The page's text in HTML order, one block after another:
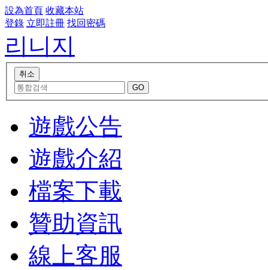
設為首頁 收藏本站
登錄 立即註冊 找回密碼
리니지
遊戲公告
遊戲介紹
檔案下載
贊助資訊
線上客服